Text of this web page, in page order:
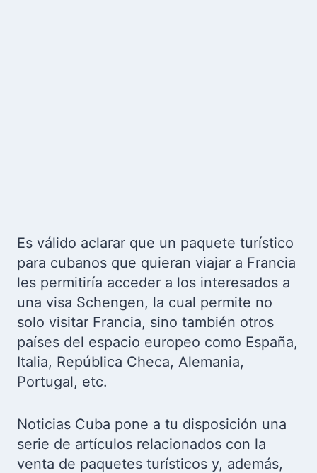
Es válido aclarar que un paquete turístico
para cubanos que quieran viajar a Francia
les permitiría acceder a los interesados a
una visa Schengen, la cual permite no
solo visitar Francia, sino también otros
países del espacio europeo como España,
Italia, República Checa, Alemania,
Portugal, etc.
Noticias Cuba pone a tu disposición una
serie de artículos relacionados con la
venta de paquetes turísticos y, además,